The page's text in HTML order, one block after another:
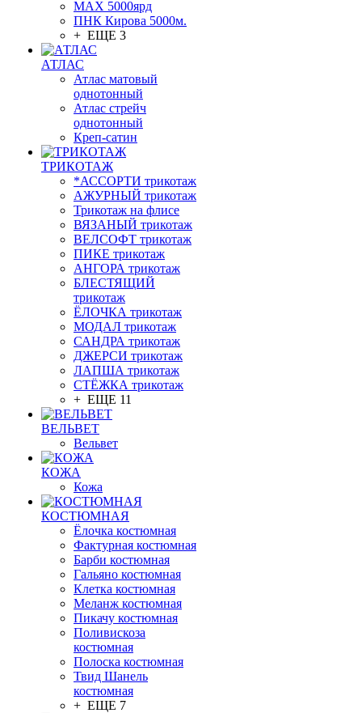
МАХ 5000ярд
ПНК Кирова 5000м.
+ ЕЩЕ 3
АТЛАС
Атлас матовый
однотонный
Атлас стрейч
однотонный
Креп-сатин
ТРИКОТАЖ
*АССОРТИ трикотаж
АЖУРНЫЙ трикотаж
Трикотаж на флисе
ВЯЗАНЫЙ трикотаж
ВЕЛСОФТ трикотаж
ПИКЕ трикотаж
АНГОРА трикотаж
БЛЕСТЯЩИЙ
трикотаж
ЁЛОЧКА трикотаж
МОДАЛ трикотаж
САНДРА трикотаж
ДЖЕРСИ трикотаж
ЛАПША трикотаж
СТЁЖКА трикотаж
+ ЕЩЕ 11
ВЕЛЬВЕТ
Вельвет
КОЖА
Кожа
КОСТЮМНАЯ
Ёлочка костюмная
Фактурная костюмная
Барби костюмная
Гальяно костюмная
Клетка костюмная
Меланж костюмная
Пикачу костюмная
Поливискоза
костюмная
Полоска костюмная
Твид Шанель
костюмная
+ ЕЩЕ 7